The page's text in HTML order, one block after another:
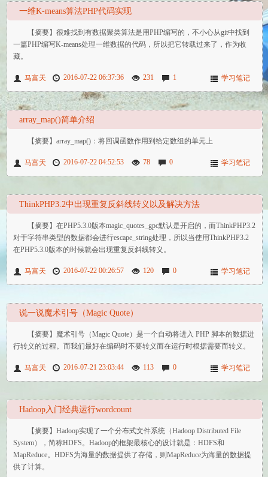
一维K-means算法PHP代码实现
【摘要】很难找到有数据聚类算法是用PHP编写的，不小心从git中找到
一篇PHP编写K-means处理一维数据的代码，所以把它转载过来了，作为收
藏。
2016-07-22 06:37:36 231 1 学习笔记
马富天
array_map()简单介绍
【摘要】array_map()：将回调函数作用到给定数组的单元上
2016-07-22 04:52:53 78 0 学习笔记
马富天
ThinkPHP3.2中出现重复反斜线转义以及解决方法
【摘要】在PHP5.3.0版本magic_quotes_gpc默认是开启的，而ThinkPHP3.2
对于字符串类型的数据都会进行escape_string处理，所以当使用ThinkPHP3.2
在PHP5.3.0版本的时候就会出现重复反斜线转义。
2016-07-22 00:26:57 120 0 学习笔记
马富天
说一说魔术引号（Magic Quote）
【摘要】魔术引号（Magic Quote）是一个自动将进入 PHP 脚本的数据进
行转义的过程。而我们最好在编码时不要转义而在运行时根据需要而转义。
2016-07-21 23:03:44 113 0 学习笔记
马富天
Hadoop入门经典运行wordcount
【摘要】Hadoop实现了一个分布式文件系统（Hadoop Distributed File
System），简称HDFS。Hadoop的框架最核心的设计就是：HDFS和
MapReduce。HDFS为海量的数据提供了存储，则MapReduce为海量的数据提
供了计算。